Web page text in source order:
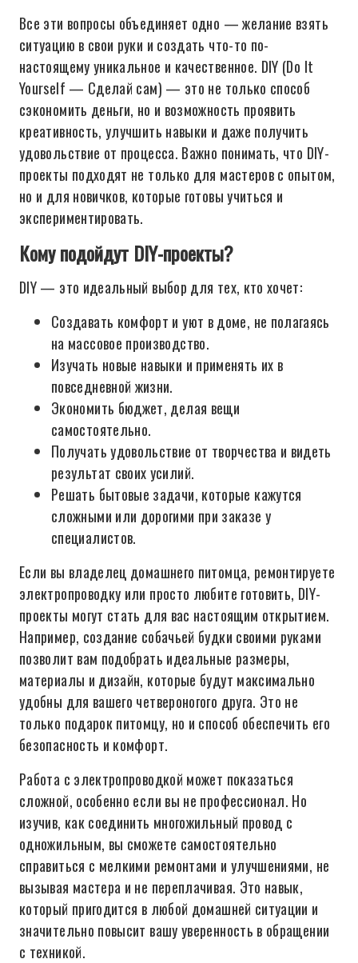
Все эти вопросы объединяет одно — желание взять
ситуацию в свои руки и создать что-то по-
настоящему уникальное и качественное. DIY (Do It
Yourself — Сделай сам) — это не только способ
сэкономить деньги, но и возможность проявить
креативность, улучшить навыки и даже получить
удовольствие от процесса. Важно понимать, что DIY-
проекты подходят не только для мастеров с опытом,
но и для новичков, которые готовы учиться и
экспериментировать.
Кому подойдут DIY-проекты?
DIY — это идеальный выбор для тех, кто хочет:
Создавать комфорт и уют в доме, не полагаясь
на массовое производство.
Изучать новые навыки и применять их в
повседневной жизни.
Экономить бюджет, делая вещи
самостоятельно.
Получать удовольствие от творчества и видеть
результат своих усилий.
Решать бытовые задачи, которые кажутся
сложными или дорогими при заказе у
специалистов.
Если вы владелец домашнего питомца, ремонтируете
электропроводку или просто любите готовить, DIY-
проекты могут стать для вас настоящим открытием.
Например, создание собачьей будки своими руками
позволит вам подобрать идеальные размеры,
материалы и дизайн, которые будут максимально
удобны для вашего четвероногого друга. Это не
только подарок питомцу, но и способ обеспечить его
безопасность и комфорт.
Работа с электропроводкой может показаться
сложной, особенно если вы не профессионал. Но
изучив, как соединить многожильный провод с
одножильным, вы сможете самостоятельно
справиться с мелкими ремонтами и улучшениями, не
вызывая мастера и не переплачивая. Это навык,
который пригодится в любой домашней ситуации и
значительно повысит вашу уверенность в обращении
с техникой.